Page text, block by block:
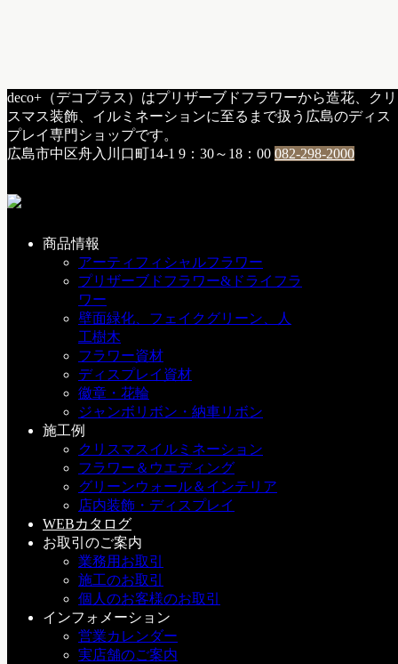
deco+（デコプラス）はプリザーブドフラワーから造花、クリ
スマス装飾、イルミネーションに至るまで扱う広島のディス
プレイ専門ショップです。
広島市中区舟入川口町14-1 9：30～18：00 082-298-2000
商品情報
アーティフィシャルフラワー
プリザーブドフラワー&ドライフラ
ワー
壁面緑化、フェイクグリーン、人
工樹木
フラワー資材
ディスプレイ資材
徽章・花輪
ジャンボリボン・納車リボン
施工例
クリスマスイルミネーション
フラワー＆ウエディング
グリーンウォール＆インテリア
店内装飾・ディスプレイ
WEBカタログ
お取引のご案内
業務用お取引
施工のお取引
個人のお客様のお取引
インフォメーション
営業カレンダー
実店舗のご案内
HOME
e：店内の様子
紫陽花の季節♪
決算ということもありバタバタしてました。なかなかアップ
できずにm(__)mでした。
いよいよ梅雨…。deco+も毎日のようにアーティフィシャル
フラワー紫陽花の取り合い合戦です(^q^)
今朝はプリザーブドフラワーの紫陽花が各色入荷しておりま
人気のソフトアジサイヘッドがぎっしり店頭に並んでます。
微妙なお色の違いなどもご覧いただけます。早い者勝ちです
☆ぜひお早めにご来店下さいね。
e：店内の様子
万里子
デコプラス専務